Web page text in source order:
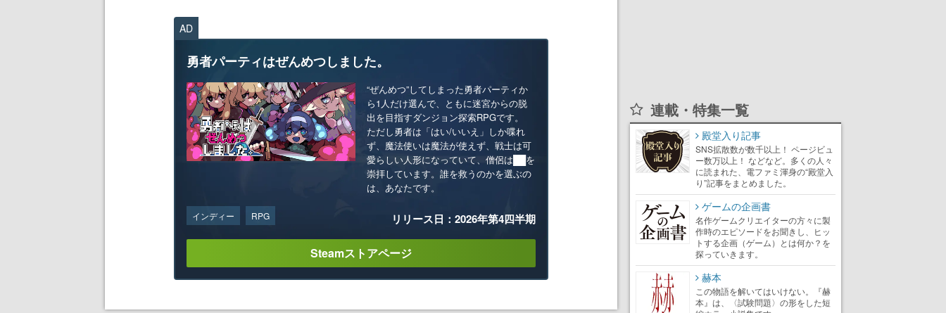
AD
勇者パーティはぜんめつしました。
“ぜんめつ”してしまった勇者パーティか
ら1人だけ選んで、ともに迷宮からの脱
出を目指すダンジョン探索RPGです。
ただし勇者は「はい/いいえ」しか喋れ
ず、魔法使いは魔法が使えず、戦士は可
愛らしい人形になっていて、僧侶は██を
崇拝しています。誰を救うのかを選ぶの
は、あなたです。
インディー RPG リリース日：2026年第4四半期
Steamストアページ
連載・特集一覧
殿堂入り記事
SNS拡散数が数千以上！ ページビュ
ー数万以上！ などなど。多くの人々
に読まれた、電ファミ渾身の“殿堂入
り”記事をまとめました。
ゲームの企画書
名作ゲームクリエイターの方々に製
作時のエピソードをお聞きし、ヒッ
トする企画（ゲーム）とは何か？を
探っていきます。
赫本
この物語を解いてはいけない。『赫
本』は、〈試験問題〉の形をした短